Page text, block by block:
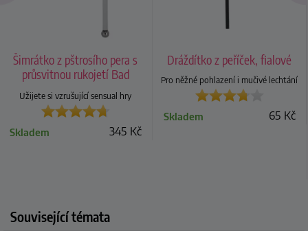
Šimrátko z pštrosího pera s
průsvitnou rukojetí Bad
Kitty
Užijete si vzrušující sensual hry
345 Kč
Skladem
Dráždítko z peříček, fialové
Pro něžné pohlazení i mučivé lechtání
65 Kč
Skladem
Související témata